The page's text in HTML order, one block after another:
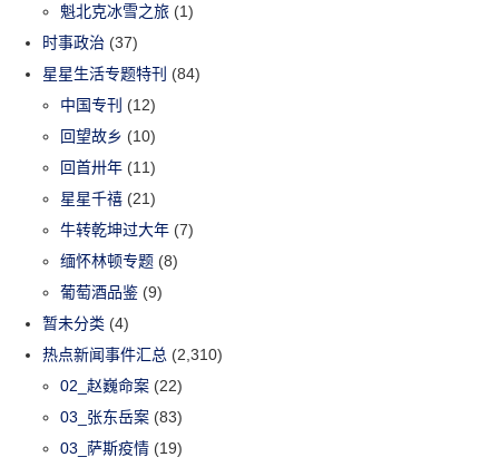
魁北克冰雪之旅 (1)
时事政治 (37)
星星生活专题特刊 (84)
中国专刊 (12)
回望故乡 (10)
回首卅年 (11)
星星千禧 (21)
牛转乾坤过大年 (7)
缅怀林顿专题 (8)
葡萄酒品鉴 (9)
暂未分类 (4)
热点新闻事件汇总 (2,310)
02_赵巍命案 (22)
03_张东岳案 (83)
03_萨斯疫情 (19)